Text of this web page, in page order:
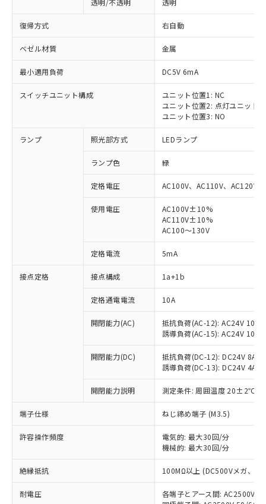
透明/不透明 透明
復帰方式 右自動
ベゼル材質 金属
最小適用負荷 DC5V 6mA
スイッチユニット構成
ユニット位置1: NC
ユニット位置2: 点灯ユニット
ユニット位置3: NO
ランプ 照光部方式 LEDランプ
ランプ色 緑
定格電圧 AC100V、AC110V、AC120V
使用電圧
AC100V±10%
AC110V±10%
AC100～130V
定格電流 5mA
接点定格 接点構成 1a+1b
定格通電電流 10A
開閉能力(AC)
抵抗負荷(AC-12): AC24V 10A/
誘導負荷(AC-15): AC24V
開閉能力(DC)
抵抗負荷(DC-12): DC24V 8A/
誘導負荷(DC-13): DC24V 4A/
開閉能力説明 測定条件: 周囲温度 20±2℃、
端子仕様 ねじ締め端子 (M3.5)
許容操作頻度
電気的: 最大30回/分
機械的: 最大30回/分
絶縁抵抗 100MΩ以上 (DC500Vメガ、点
耐電圧
各端子とアース間: AC2500V
ご利用条件
以下の条件をお読みいただき、同意のうえ
本サービスは、当社制御機器事業取扱
商品の当社在庫状況および標準価格
(税抜)を提供させていただくもので
当社制御機器事業取扱商品の中には、
本サービスの対象外となる商品もある
ことをご了承ください。
※1 対応状況
対応済み：EU RoHS指令（10物質）の
非含有に対応した製品が提供可能な商品で
対応予定：EU RoHS指令（10物質）の非含
有に対応した製品に切り替える予定のある
対応予定なし：EU RoHS指令（10物質）の
非含有に非対応の商品で、対応品を出す予
調査・確認中：EU RoHS指令（10物質）の
非含有の対応状況を調査中または確認中の
商品です。
非該当品：ライセンス料など無形物で、有
害物質有無と関係のない商品です。
仕入先様の事情により、非含有部品として
いたものが、含有品と判明した場合などや
「○」：最大均質材料含有率が中国RoHSの
「×」：最大均質材料含有率が中国RoHSの
基準値を超えていることを示します。
当社は、これら貴社製品のうち、外国